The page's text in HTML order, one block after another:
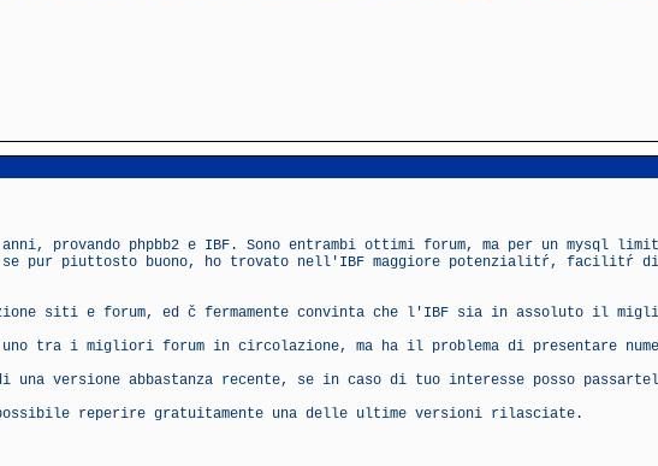
provando phpbb2 e IBF. Sono entrambi ottimi forum, ma per un mysql
se pur piuttosto buono, ho trovato nell'IBF maggiore potenzialitŕ,
siti e forum, ed č fermamente convinta che l'IBF sia in assoluto il
tra i migliori forum in circolazione, ma ha il problema di presentare
versione abbastanza recente, se in caso di tuo interesse posso
possibile reperire gratuitamente una delle ultime versioni rilasciate.